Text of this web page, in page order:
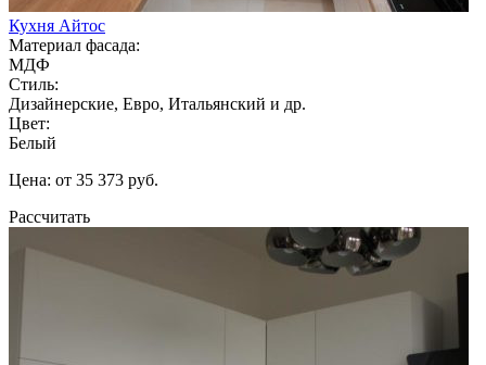
Кухня Айтос
Материал фасада:
МДФ
Стиль:
Дизайнерские, Евро, Итальянский и др.
Цвет:
Белый
Цена: от 35 373 руб.
Рассчитать